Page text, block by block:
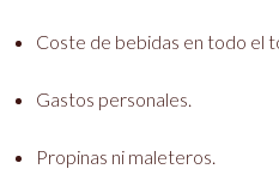
Coste de bebidas en todo el
Gastos personales.
Propinas ni maleteros.